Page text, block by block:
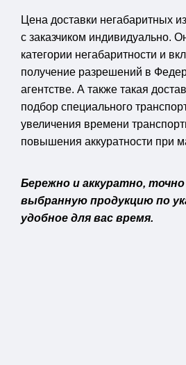
Цена доставки негабаритных
с заказчиком индивидуально.
категории негабаритности и
получение разрешений в
агентстве. А также такая
подбор специального
увеличения времени
повышения аккуратности при
Бережно и аккуратно,
выбранную продукцию по
удобное для вас время.